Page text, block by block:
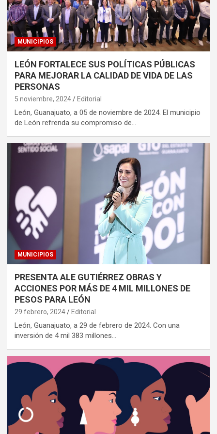
MUNICIPIOS
LEÓN FORTALECE SUS POLÍTICAS PÚBLICAS
PARA MEJORAR LA CALIDAD DE VIDA DE LAS
PERSONAS
5 noviembre, 2024 Editorial
León, Guanajuato, a 05 de noviembre de 2024. El municipio
de León refrenda su compromiso de…
MUNICIPIOS
PRESENTA ALE GUTIÉRREZ OBRAS Y
ACCIONES POR MÁS DE 4 MIL MILLONES DE
PESOS PARA LEÓN
29 febrero, 2024 Editorial
León, Guanajuato, a 29 de febrero de 2024. Con una
inversión de 4 mil 383 millones…